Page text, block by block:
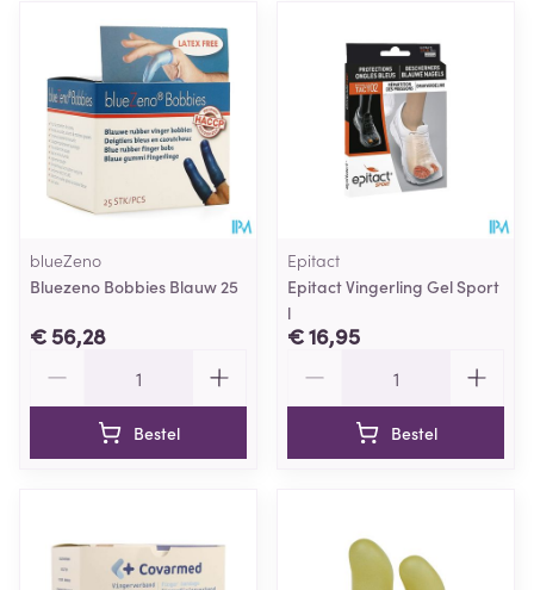
blueZeno
Bluezeno Bobbies Blauw 25
€ 56,28
Bestel
Epitact
Epitact Vingerling Gel Sport
l
€ 16,95
Bestel